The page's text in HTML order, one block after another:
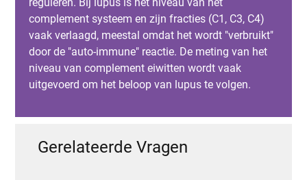
reguleren. Bij lupus is het niveau van het
complement systeem en zijn fracties (C1, C3, C4)
vaak verlaagd, meestal omdat het wordt "verbruikt"
door de "auto-immune" reactie. De meting van het
niveau van complement eiwitten wordt vaak
uitgevoerd om het beloop van lupus te volgen.
Gerelateerde Vragen